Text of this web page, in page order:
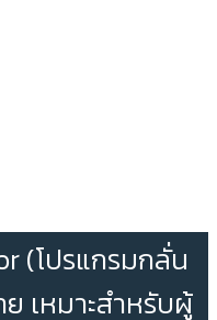
(โปรแกรมกลั่น
เหมาะสำหรับผู้